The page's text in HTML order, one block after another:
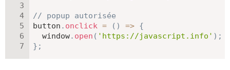
// popup autorisée
button . onclick = ( ) => {
  window
. open ( 'https://javascript.info' ) ;
} ;